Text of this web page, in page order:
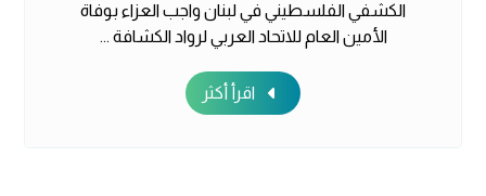
الكشفي الفلسطيني في لبنان واجب العزاء بوفاة
الأمين العام للاتحاد العربي لرواد الكشافة ...
اقرأ أكثر